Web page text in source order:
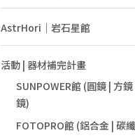
AstrHori｜岩石星館
活動 | 器材補完計畫
SUNPOWER館 (圓鏡 | 方
鏡)
FOTOPRO館 (鋁合金 | 碳